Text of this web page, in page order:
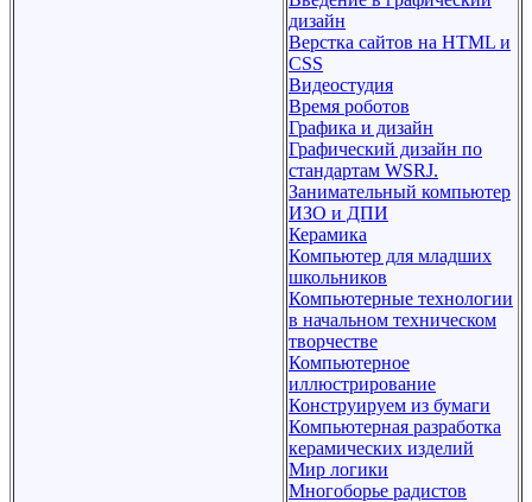
дизайн
Верстка сайтов на HTML и
CSS
Видеостудия
Время роботов
Графика и дизайн
Графический дизайн по
стандартам WSRJ.
Занимательный компьютер
ИЗО и ДПИ
Керамика
Компьютер для младших
школьников
Компьютерные технологии
в начальном техническом
творчестве
Компьютерное
иллюстрирование
Конструируем из бумаги
Компьютерная разработка
керамических изделий
Мир логики
Многоборье радистов